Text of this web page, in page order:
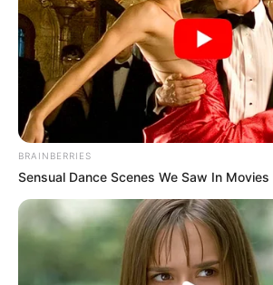
BRAINBERRIES
Sensual Dance Scenes We Saw In Movies